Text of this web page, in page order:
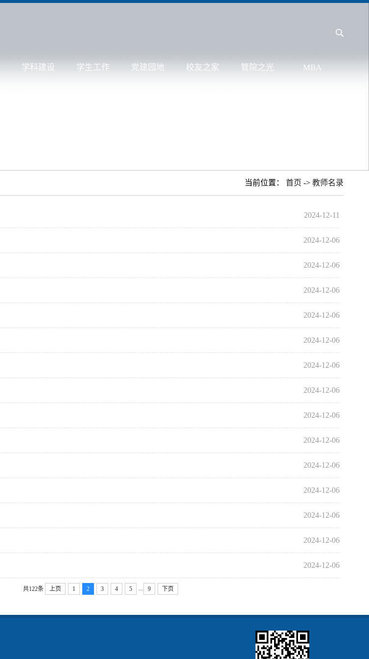
学科建设 学生工作 党建园地 校友之家 管院之光 MBA
当前位置： 首页 -> 教师名录
2024-12-11
2024-12-06
2024-12-06
2024-12-06
2024-12-06
2024-12-06
2024-12-06
2024-12-06
2024-12-06
2024-12-06
2024-12-06
2024-12-06
2024-12-06
2024-12-06
2024-12-06
共122条 上页 1 2 3 4 5 9 下页